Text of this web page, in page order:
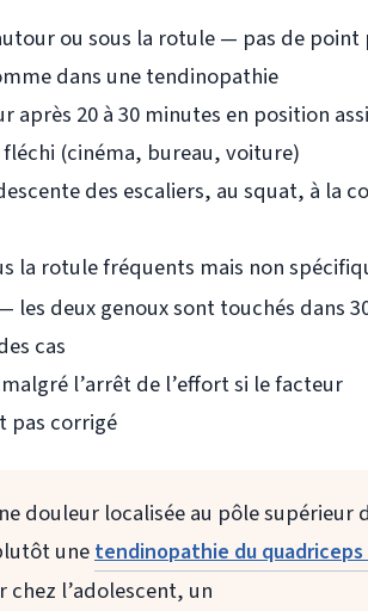
ou sous la rotule — pas de point
dans une tendinopathie
après 20 à 30 minutes en position
(cinéma, bureau, voiture)
des escaliers, au squat, à la
la rotule fréquents mais non
les deux genoux sont touchés dans
cas
l’arrêt de l’effort si le facteur
pas corrigé
douleur localisée au pôle supérieur
unetendinopathie du
chez l’adolescent, un